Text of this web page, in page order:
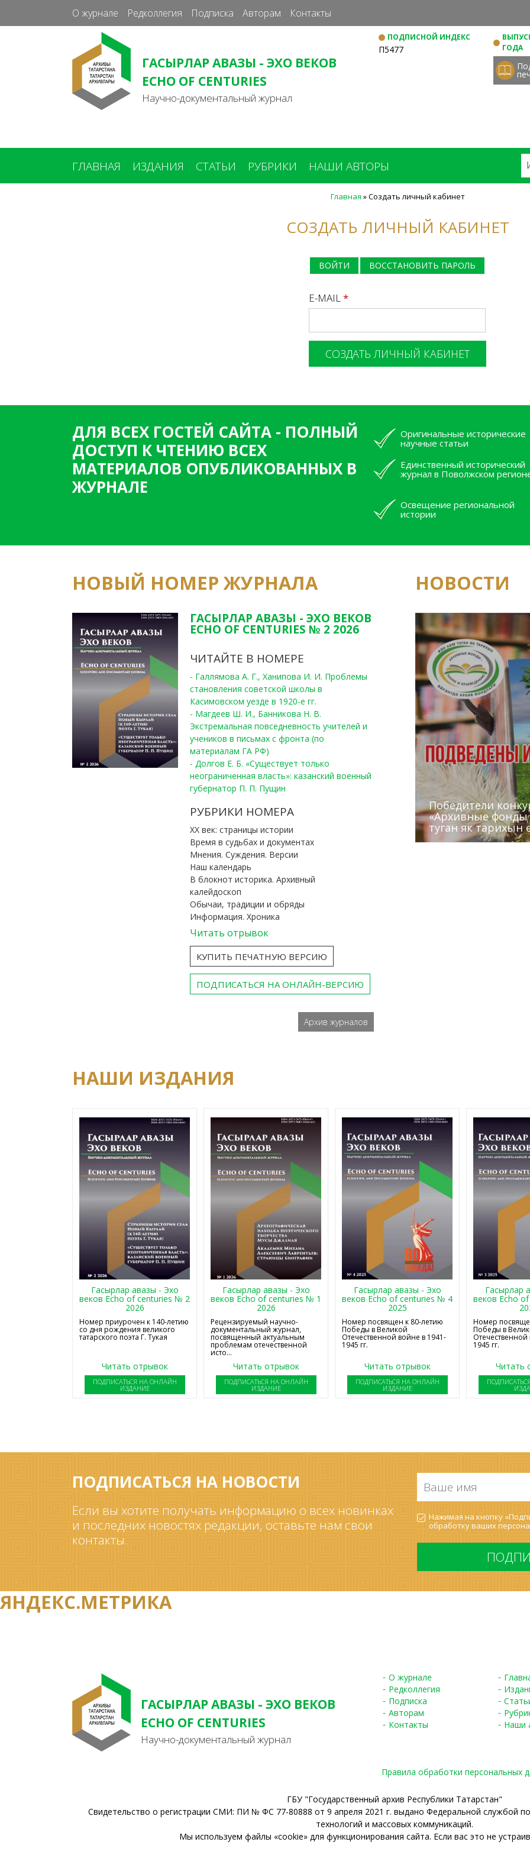
к
основному
О журнале Редколлегия Подписка Авторам Контакты
ГАСЫРЛАР АВАЗЫ - ЭХО ВЕКОВ
ECHO OF CENTURIES
Научно-документальный журнал
ПОДПИСНОЙ ИНДЕКС
П5477
ГОДА
ГЛАВНАЯ ИЗДАНИЯ СТАТЬИ РУБРИКИ НАШИ АВТОРЫ
Главная »Создать личный кабинет
СОЗДАТЬ ЛИЧНЫЙ КАБИНЕТ
ВОЙТИ ВОССТАНОВИТЬ ПАРОЛЬ
E-MAIL*
ДЛЯ ВСЕХ ГОСТЕЙ САЙТА - ПОЛНЫЙ
ДОСТУП К ЧТЕНИЮ ВСЕХ
МАТЕРИАЛОВ ОПУБЛИКОВАННЫХ В
ЖУРНАЛЕ
Оригинальные исторические
научные статьи
Единственный исторический
журнал в Поволжском
Освещение региональной
истории
НОВЫЙ НОМЕР ЖУРНАЛА
ГАСЫРЛАР АВАЗЫ - ЭХО ВЕКОВ
ECHO OF CENTURIES № 2 2026
ЧИТАЙТЕ В НОМЕРЕ
- Галлямова А. Г., Ханипова И. И. Проблемы
становления советской школы в
Касимовском уезде в 1920-е гг.
- Магдеев Ш. И., Банникова Н. В.
Экстремальная повседневность учителей и
учеников в письмах с фронта (по
материалам ГА РФ)
- Долгов Е. Б. «Существует только
неограниченная власть»: казанский военный
губернатор П. П. Пущин
РУБРИКИ НОМЕРА
ХХ век: страницы истории
Время в судьбах и документах
Мнения. Суждения. Версии
Наш календарь
В блокнот историка. Архивный
калейдоскоп
Обычаи, традиции и обряды
Информация. Хроника
Читать отрывок
КУПИТЬ ПЕЧАТНУЮ ВЕРСИЮ
ПОДПИСАТЬСЯ НА ОНЛАЙН-ВЕРСИЮ
Архив журналов
НОВОСТИ
Победители
«Архивные фонды
туган як тарихын
Архивисты
Госархива
Юным
Сотрудники
Эхо веков»
(КХТИ)
«Мир архивов
НАШИ ИЗДАНИЯ
Гасырлар авазы - Эхо
веков Echo of centuries № 2
2026
Номер приурочен к 140-летию
со дня рождения великого
татарского поэта Г. Тукая
Читать отрывок
ПОДПИСАТЬСЯ НА ОНЛАЙН
ИЗДАНИЕ
Гасырлар авазы - Эхо
веков Echo of centuries № 1
2026
Рецензируемый научно-
документальный журнал,
посвященный актуальным
проблемам отечественной
исто...
Читать отрывок
ПОДПИСАТЬСЯ НА ОНЛАЙН
ИЗДАНИЕ
Гасырлар авазы - Эхо
веков Echo of centuries № 4
2025
Номер посвящен к 80-летию
Победы в Великой
Отечественной войне в 1941-
1945 гг.
Читать отрывок
ПОДПИСАТЬСЯ НА ОНЛАЙН
ИЗДАНИЕ
Гасырлар
веков Echo
Номер
Победы в
1945 гг.
Читать
ПОДПИСАТЬСЯ НА НОВОСТИ
Если вы хотите получать информацию о всех новинках
и последних новостях редакции, оставьте нам свои
контакты.
имя
*
Согласие
на
обработку
*
Нажимая на кнопку
обработку ваших
ЯНДЕКС.МЕТРИКА
ГАСЫРЛАР АВАЗЫ - ЭХО ВЕКОВ
ECHO OF CENTURIES
Научно-документальный журнал
О журнале
Редколлегия
Подписка
Авторам
Контакты
Наши
Правила обработки персональных
ГБУ "Государственный архив Республики Татарстан"
Свидетельство о регистрации СМИ: ПИ № ФС 77-80888 от 9 апреля 2021 г. выдано Федеральной службой
технологий и массовых коммуникаций.
Мы используем файлы «cookie» для функционирования сайта. Если вас это не